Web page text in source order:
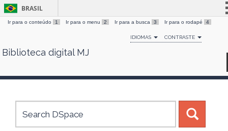
Skip
BRASIL
Simplifique!
Comunica BR
Canais
Ir para o conteúdo 1 Ir para o menu 2 Ir para a busca 3 Ir para o rodapé 4
IDIOMAS CONTRASTE
Biblioteca digital MJ